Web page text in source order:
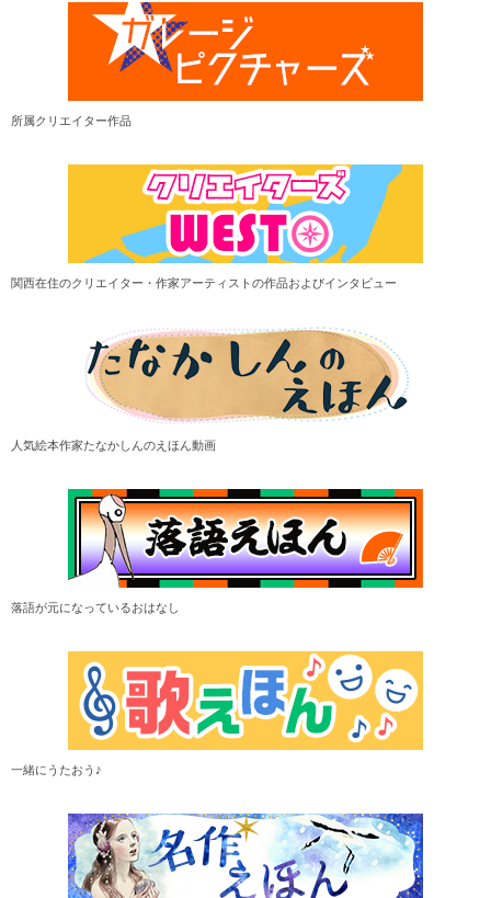
所属クリエイター作品
関西在住のクリエイター・作家アーティストの作品およびインタビュー
人気絵本作家たなかしんのえほん動画
落語が元になっているおはなし
一緒にうたおう♪